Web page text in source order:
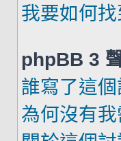
我要如何
phpBB 3
誰寫了這個
為何沒有我